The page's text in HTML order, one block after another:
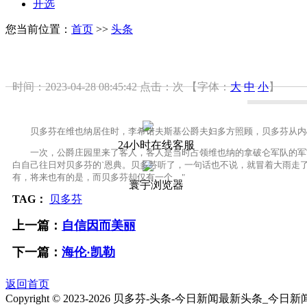
24小时在线客服
寰宇浏览器
开选
您当前位置： 首页 >> 头条
时间：2023-04-28 08:45:42点击：次 【字体：大 中 小】
贝多芬在维也纳居住时，李希诺夫斯基公爵夫妇多方照顾，贝多芬从内
一次，公爵庄园里来了客人，客人是当时占领维也纳的拿破仑军队的军
白自己往日对贝多芬的`恩典。贝多芬听了，一句话也不说，就冒着大雨
有，将来也有的是，而贝多芬却仅有一个。"
TAG： 贝多芬
上一篇： 自信因而美丽
下一篇： 海伦·凯勒
返回首页
Copyright © 2023-2026 贝多芬-头条-今日新闻最新头条_今日